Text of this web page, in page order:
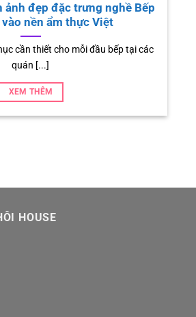
Biểu Diễn Thay Vì
trình biểu diễn sắp tới
[...]
HOUSE